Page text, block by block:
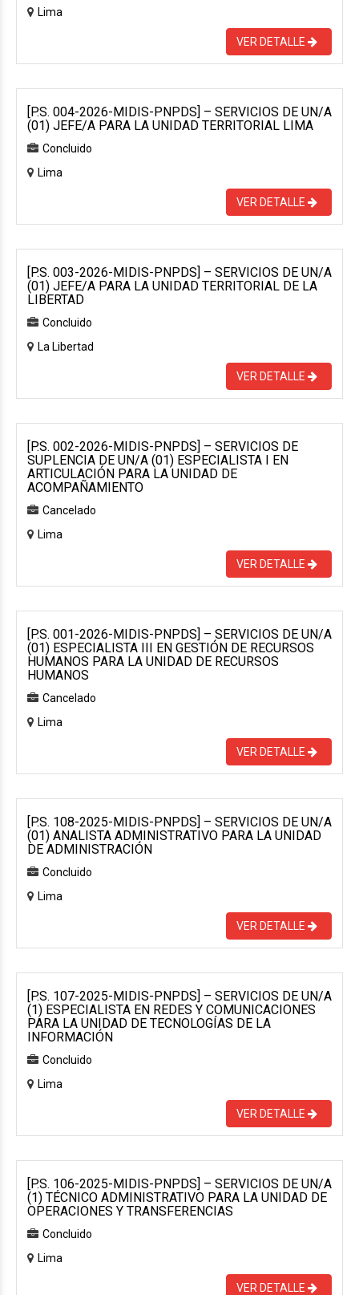
Lima
VER DETALLE
[P.S. 004-2026-MIDIS-PNPDS] – SERVICIOS DE UN/A
(01) JEFE/A PARA LA UNIDAD TERRITORIAL LIMA
Concluido
Lima
VER DETALLE
[P.S. 003-2026-MIDIS-PNPDS] – SERVICIOS DE UN/A
(01) JEFE/A PARA LA UNIDAD TERRITORIAL DE LA
LIBERTAD
Concluido
La Libertad
VER DETALLE
[P.S. 002-2026-MIDIS-PNPDS] – SERVICIOS DE
SUPLENCIA DE UN/A (01) ESPECIALISTA I EN
ARTICULACIÓN PARA LA UNIDAD DE
ACOMPAÑAMIENTO
Cancelado
Lima
VER DETALLE
[P.S. 001-2026-MIDIS-PNPDS] – SERVICIOS DE UN/A
(01) ESPECIALISTA III EN GESTIÓN DE RECURSOS
HUMANOS PARA LA UNIDAD DE RECURSOS
HUMANOS
Cancelado
Lima
VER DETALLE
[P.S. 108-2025-MIDIS-PNPDS] – SERVICIOS DE UN/A
(01) ANALISTA ADMINISTRATIVO PARA LA UNIDAD
DE ADMINISTRACIÓN
Concluido
Lima
VER DETALLE
[P.S. 107-2025-MIDIS-PNPDS] – SERVICIOS DE UN/A
(1) ESPECIALISTA EN REDES Y COMUNICACIONES
PARA LA UNIDAD DE TECNOLOGÍAS DE LA
INFORMACIÓN
Concluido
Lima
VER DETALLE
[P.S. 106-2025-MIDIS-PNPDS] – SERVICIOS DE UN/A
(1) TÉCNICO ADMINISTRATIVO PARA LA UNIDAD DE
OPERACIONES Y TRANSFERENCIAS
Concluido
Lima
VER DETALLE